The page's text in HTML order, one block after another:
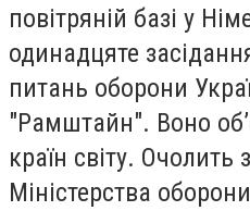
повітряній базі у
одинадцяте
питань оборони
"Рамштайн". Воно
країн світу. Очолить
Міністерства